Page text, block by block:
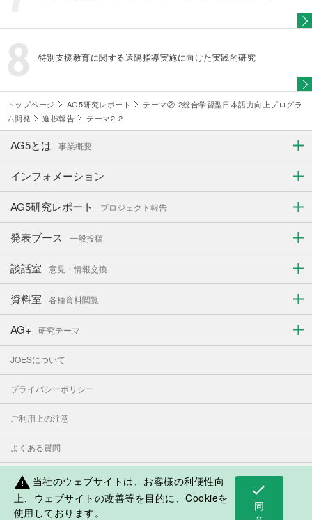
特別支援教育に関する遠隔指導実施に向けた実践的研究
トップページ AG5研究レポート
テーマ②-2総合学習型日本語力向上プログラ
ム開発
進捗報告 テーマ2-2
AG5とは 事業概要
インフォメーション
AG5研究レポート プロジェクト報告
発表ブース 一般投稿
談話室 意見・情報交換
資料室 各種資料閲覧
AG+ 研究テーマ
JOESについて
プライバシーポリシー
ご利用上の注意
よくある質問
お問い合わせ
表示モード：
warning 当社のウェブサイトは、お客様の利便性向
上、ウェブサイトの改善等を目的に、Cookieを
使用しております。
check
同